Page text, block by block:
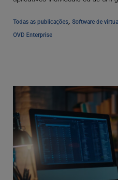
Todas as publicações, Software de
OVD Enterprise